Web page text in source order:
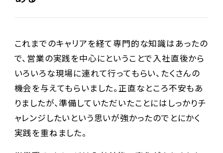
これまでのキャリアを経て専門的な知識はあったの
で、営業の実践を中心にということで入社直後から
いろいろな現場に連れて行ってもらい、たくさんの
機会を与えてもらいました。正直なところ不安もあ
りましたが、準備していただいたことにはしっかりチ
ャレンジしたいという思いが強かったのでとにかく
実践を重ねました。